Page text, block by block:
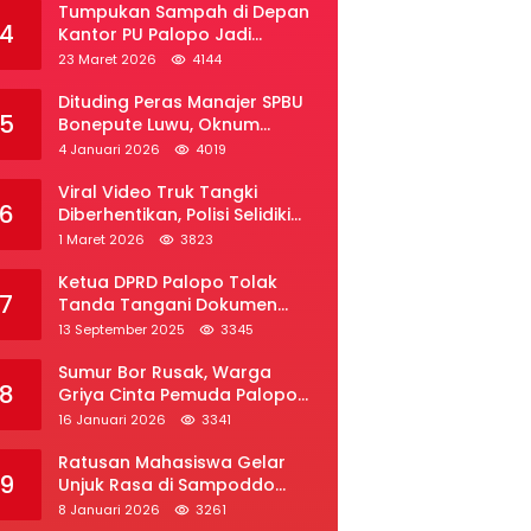
4
Tumpukan Sampah di Depan
Kantor PU Palopo Jadi
Sorotan, Warga Desak DLH
23 Maret 2026 4144
5
Dituding Peras Manajer SPBU
Bonepute Luwu, Oknum
Wartawan Angkat Bicara
4 Januari 2026 4019
6
Viral Video Truk Tangki
Diberhentikan, Polisi Selidiki
Dugaan Penyelundupan Solar
1 Maret 2026 3823
7
Ketua DPRD Palopo Tolak
Tanda Tangani Dokumen
Ranperda APBD Perubahan
13 September 2025 3345
8
Sumur Bor Rusak, Warga
Griya Cinta Pemuda Palopo
Desak Layanan Air Bersih
16 Januari 2026 3341
9
Ratusan Mahasiswa Gelar
Unjuk Rasa di Sampoddo
Palopo, Tuntut Pemekaran
8 Januari 2026 3261